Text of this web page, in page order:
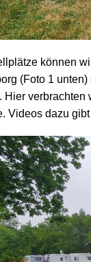
können
(Foto 1
Hier
Videos dazu